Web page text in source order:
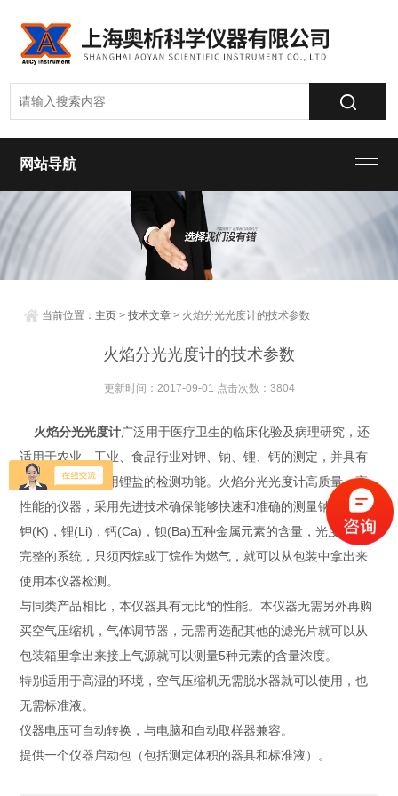
网站导航
当前位置： 主页 >技术文章 > 火焰分光光度计的技术参数
火焰分光光度计的技术参数
更新时间：2017-09-01 点击次数：3804
火焰分光光度计广泛用于医疗卫生的临床化验及病理研究，还
适用于农业、工业、食品行业对钾、钠、锂、钙的测定，并具有
对精神病患者服用锂盐的检测功能。火焰分光光度计高质量，高
性能的仪器，采用先进技术确保能够快速和准确的测量钠(Na)，
钾(K)，锂(Li)，钙(Ca)，钡(Ba)五种金属元素的含量，光度计作为
完整的系统，只须丙烷或丁烷作为燃气，就可以从包装中拿出来
使用本仪器检测。
与同类产品相比，本仪器具有无比*的性能。本仪器无需另外再购
买空气压缩机，气体调节器，无需再选配其他的滤光片就可以从
包装箱里拿出来接上气源就可以测量5种元素的含量浓度。
特别适用于高湿的环境，空气压缩机无需脱水器就可以使用，也
无需标准液。
仪器电压可自动转换，与电脑和自动取样器兼容。
提供一个仪器启动包（包括测定体积的器具和标准液）。